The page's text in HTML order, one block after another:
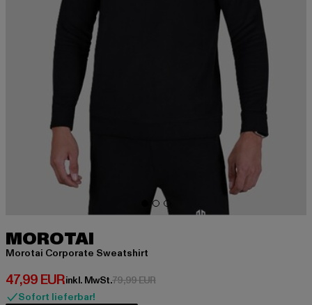
MOROTAI
Morotai Corporate Sweatshirt
47,99 EUR
Derzeitiger Preis: 47,99 EUR
inkl. MwSt.79,99 EURAktionspreis: 79,99 EUR
Sofort lieferbar!